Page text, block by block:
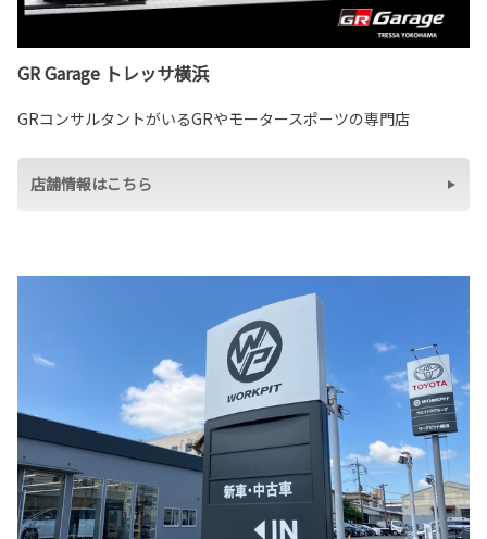
GR Garage トレッサ横浜
GRコンサルタントがいるGRやモータースポーツの専門店
店舗情報はこちら